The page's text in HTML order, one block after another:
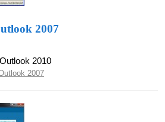
2007
2010
2007